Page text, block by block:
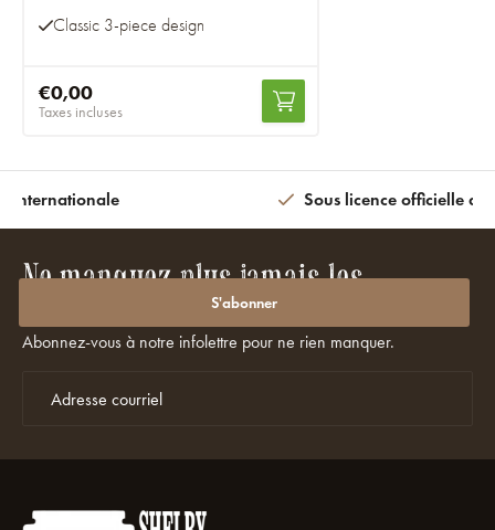
Classic 3-piece design
€0,00
Taxes incluses
internationale Sous licence officielle
Ne manquez plus jamais les
promotions ou les réductions ?
Abonnez-vous à notre infolettre pour ne rien manquer.
S'abonner